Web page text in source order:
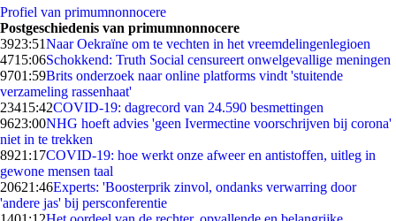
Profiel van primumnonnocere
Postgeschiedenis van primumnonnocere
3923:51Naar Oekraïne om te vechten in het vreemdelingenlegioen
4715:06Schokkend: Truth Social censureert onwelgevallige meningen
9701:59Brits onderzoek naar online platforms vindt 'stuitende
verzameling rassenhaat'
23415:42COVID-19: dagrecord van 24.590 besmettingen
9623:00NHG hoeft advies 'geen Ivermectine voorschrijven bij corona'
niet in te trekken
8921:17COVID-19: hoe werkt onze afweer en antistoffen, uitleg in
gewone mensen taal
20621:46Experts: 'Boosterprik zinvol, ondanks verwarring door
'andere jas' bij persconferentie